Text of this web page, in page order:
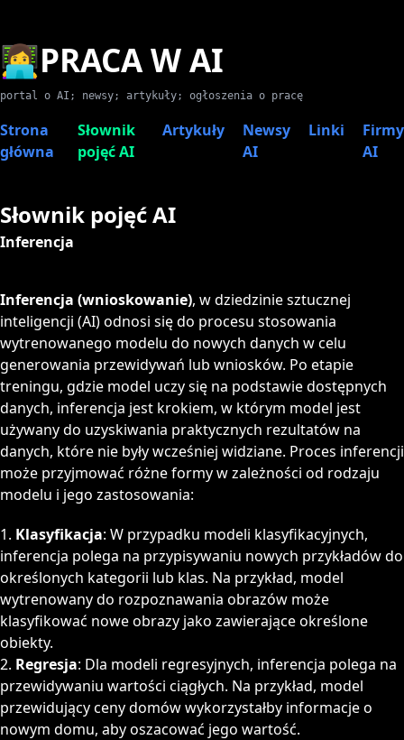
👩‍💻PRACA W AI
portal o AI; newsy; artykuły; ogłoszenia o pracę
Strona
główna
Słownik
pojęć AI
Artykuły
Newsy
AI
Linki
Firmy
AI
Słownik pojęć AI
Inferencja
Inferencja (wnioskowanie), w dziedzinie sztucznej
inteligencji (AI) odnosi się do procesu stosowania
wytrenowanego modelu do nowych danych w celu
generowania przewidywań lub wniosków. Po etapie
treningu, gdzie model uczy się na podstawie dostępnych
danych, inferencja jest krokiem, w którym model jest
używany do uzyskiwania praktycznych rezultatów na
danych, które nie były wcześniej widziane. Proces inferencji
może przyjmować różne formy w zależności od rodzaju
modelu i jego zastosowania:
Klasyfikacja: W przypadku modeli klasyfikacyjnych,
inferencja polega na przypisywaniu nowych przykładów do
określonych kategorii lub klas. Na przykład, model
wytrenowany do rozpoznawania obrazów może
klasyfikować nowe obrazy jako zawierające określone
obiekty.
Regresja: Dla modeli regresyjnych, inferencja polega na
przewidywaniu wartości ciągłych. Na przykład, model
przewidujący ceny domów wykorzystałby informacje o
nowym domu, aby oszacować jego wartość.